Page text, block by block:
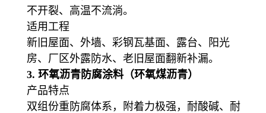
不开裂、高温不流淌。
适用工程
新旧屋面、外墙、彩钢瓦基面、露台、阳光
房、厂区外露防水、老旧屋面翻新补漏。
3. 环氧沥青防腐涂料（环氧煤沥青）
产品特点
双组份重防腐体系，附着力极强，耐酸碱、耐